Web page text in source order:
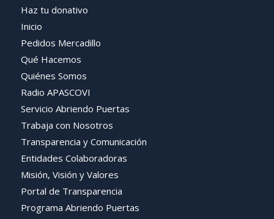
Haz tu donativo
Inicio
Pedidos Mercadillo
Qué Hacemos
Quiénes Somos
Radio APASCOVI
Servicio Abriendo Puertas
Trabaja con Nosotros
Transparencia y Comunicación
Entidades Colaboradoras
Misión, Visión y Valores
Portal de Transparencia
Programa Abriendo Puertas